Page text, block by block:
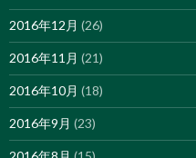
2016年12月 (26)
2016年11月 (21)
2016年10月 (18)
2016年9月 (23)